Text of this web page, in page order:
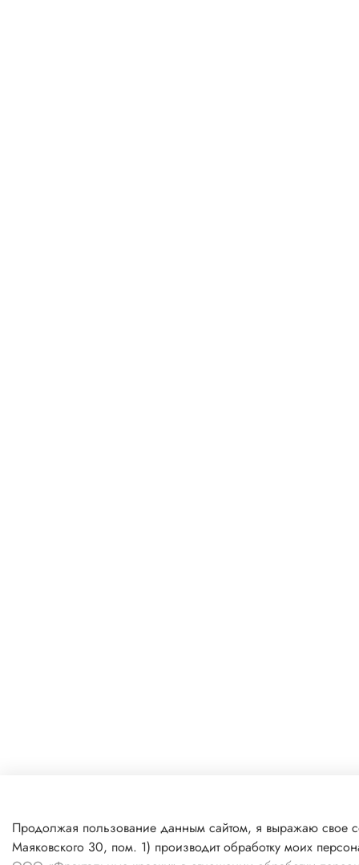
Продолжая пользование данным сайтом, я выражаю свое
Маяковского 30, пом. 1) производит обработку моих